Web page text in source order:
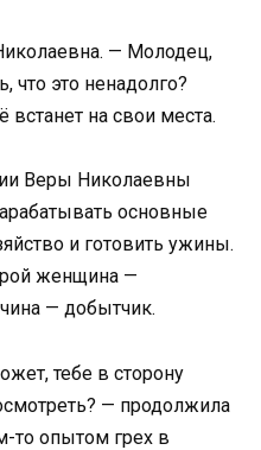
— Молодец,
это ненадолго?
встанет на свои места.
Веры Николаевны
основные
и готовить ужины.
женщина —
— добытчик.
тебе в сторону
— продолжила
то опытом грех в